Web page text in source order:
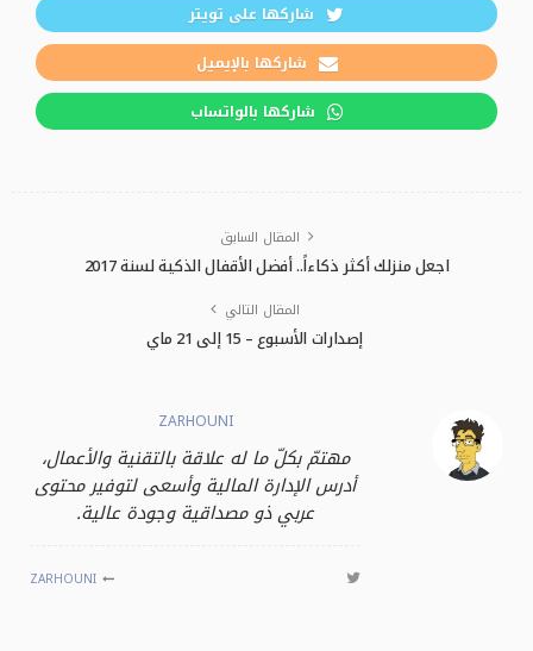
شاركها على تويتر
شاركها بالإيميل
شاركها بالواتساب
المقال السابق
اجعل منزلك أكثر ذكاءاً.. أفضل الأقفال الذكية لسنة 2017
المقال التالي
إصدارات الأسبوع – 15 إلى 21 ماي
ZARHOUNI
مهتمّ بكلّ ما له علاقة بالتقنية والأعمال،
أدرس الإدارة المالية وأسعى لتوفير محتوى
عربي ذو مصداقية وجودة عالية.
ZARHOUNI